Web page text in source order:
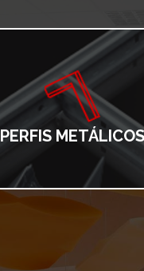
PERFIS METÁLICOS